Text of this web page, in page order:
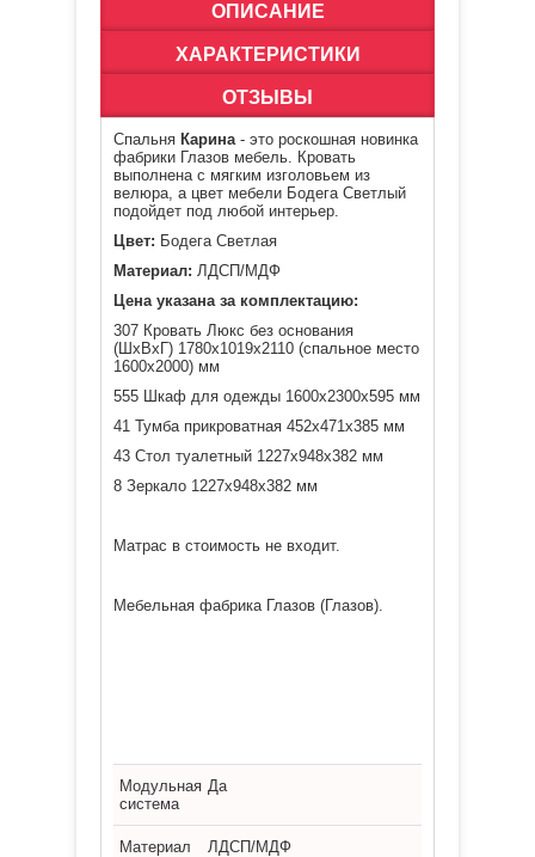
ОПИСАНИЕ
ХАРАКТЕРИСТИКИ
ОТЗЫВЫ
Спальня Карина- это роскошная новинка
фабрики Глазов мебель. Кровать
выполнена с мягким изголовьем из
велюра, а цвет мебели Бодега Светлый
подойдет под любой интерьер.
Цвет: Бодега Светлая
Материал: ЛДСП/МДФ
Цена указана за комплектацию:
307 Кровать Люкс без основания
(ШхВхГ) 1780х1019х2110 (спальное место
1600х2000) мм
555 Шкаф для одежды 1600х2300х595 мм
41 Тумба прикроватная 452х471х385 мм
43 Стол туалетный 1227х948х382 мм
8 Зеркало 1227х948х382 мм
Матрас в стоимость не входит.
Мебельная фабрика Глазов (Глазов).
Модульная
система
Да
Материал ЛДСП/МДФ